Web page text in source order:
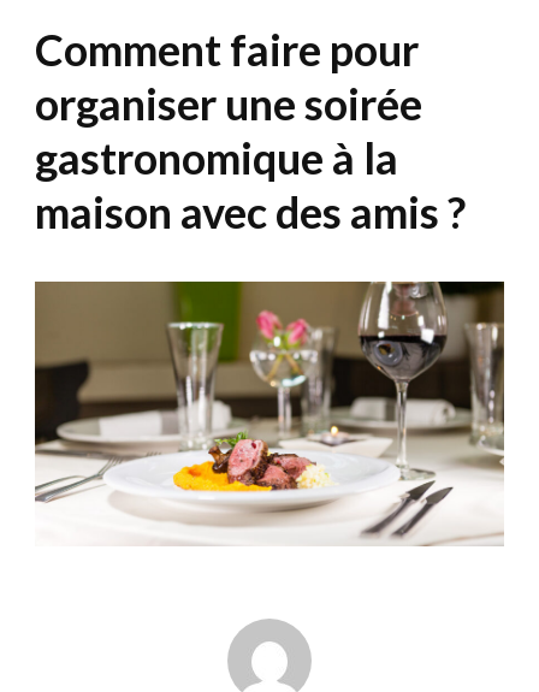
Comment faire pour
organiser une soirée
gastronomique à la
maison avec des amis ?